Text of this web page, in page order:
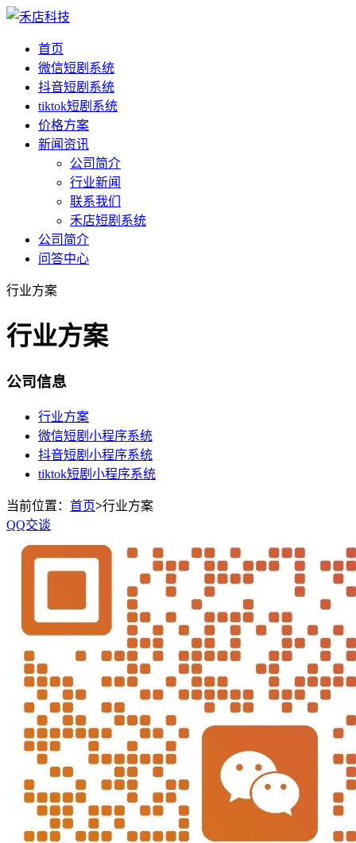
首页
微信短剧系统
抖音短剧系统
tiktok短剧系统
价格方案
新闻资讯
公司简介
行业新闻
联系我们
禾店短剧系统
公司简介
问答中心
行业方案
行业方案
公司信息
行业方案
微信短剧小程序系统
抖音短剧小程序系统
tiktok短剧小程序系统
当前位置： 首页>行业方案
QQ交谈